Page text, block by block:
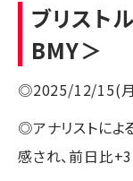
ブリスト
BMY＞
◎2025/12/15(月
◎アナリストに
感され、前日比